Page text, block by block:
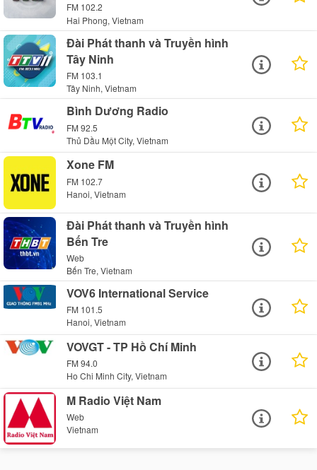
FM 102.2
Hai Phong, Vietnam
Đài Phát thanh và Truyền hình
Tây Ninh
FM 103.1
Tây Ninh, Vietnam
Bình Dương Radio
FM 92.5
Thủ Dầu Một City, Vietnam
Xone FM
FM 102.7
Hanoi, Vietnam
Đài Phát thanh và Truyền hình
Bến Tre
Web
Bến Tre, Vietnam
VOV6 International Service
FM 101.5
Hanoi, Vietnam
VOVGT - TP Hồ Chí Minh
FM 94.0
Ho Chi Minh City, Vietnam
M Radio Việt Nam
Web
Vietnam